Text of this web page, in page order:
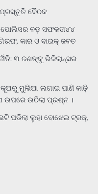
ପ୍ରସ୍ତୁତି ବୈଠକ
ବଡ଼ ସଫଳତା୪୪
କାର ଓ ବାଇକ୍ ଜବତ
୩ ଜଣଙ୍କୁ ଭିଜିଲାନ୍ସର
କୂଅରୁ ମୁଲିଆ ଲଗାଇ ପାଣି କାଢ଼ି
ଉପରେ ଉଠିଲା ପ୍ରଶ୍ନ ।
ପଡିଲା ଲୁହା ବୋଝେଇ ଟ୍ରକ୍‌,